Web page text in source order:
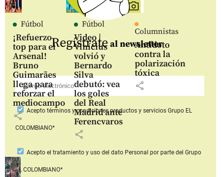
Fútbol
¡Refuerzo
top para el
Arsenal!
Bruno
Guimarães
llega para
reforzar el
mediocampo
share
Fútbol
Video |
Vinícius
volvió y
Bernardo
Silva
debutó: vea
los goles
del Real
Madrid ante
Ferencvaros
share
Columnistas
Antídoto
contra la
polarización
tóxica
share
Regístrate al newsletter
Aceptotérminos y condiciones productos y serviciosGrupo EL
COLOMBIANO*
Acepto el tratamiento y uso del dato Personal por parte del Grupo
EL COLOMBIANO*